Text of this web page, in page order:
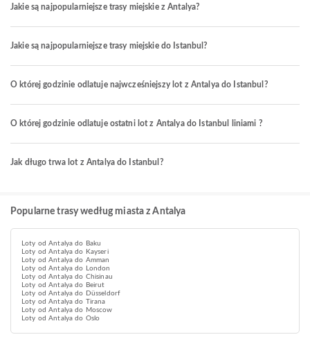
Jakie są najpopularniejsze trasy miejskie z Antalya?
Jakie są najpopularniejsze trasy miejskie do Istanbul?
O której godzinie odlatuje najwcześniejszy lot z Antalya do Istanbul?
O której godzinie odlatuje ostatni lot z Antalya do Istanbul liniami ?
Jak długo trwa lot z Antalya do Istanbul?
Popularne trasy według miasta z Antalya
Loty od Antalya do Baku
Loty od Antalya do Kayseri
Loty od Antalya do Amman
Loty od Antalya do London
Loty od Antalya do Chisinau
Loty od Antalya do Beirut
Loty od Antalya do Düsseldorf
Loty od Antalya do Tirana
Loty od Antalya do Moscow
Loty od Antalya do Oslo